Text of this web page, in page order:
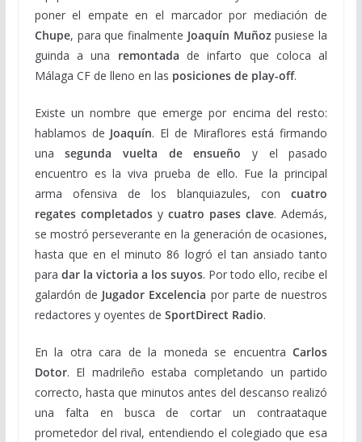
poner el empate en el marcador por mediación de
Chupe, para que finalmente Joaquín Muñozpusiese la
guinda a una remontada de infarto que coloca al
Málaga CF de lleno en las posiciones de play-off.
Existe un nombre que emerge por encima del resto:
hablamos de Joaquín. El de Miraflores está firmando
una segunda vuelta de ensueño y el pasado
encuentro es la viva prueba de ello. Fue la principal
arma ofensiva de los blanquiazules, con cuatro
regates completados y cuatro pases clave. Además,
se mostró perseverante en la generación de ocasiones,
hasta que en el minuto 86 logró el tan ansiado tanto
para dar la victoria a los suyos. Por todo ello, recibe el
galardón de Jugador Excelencia por parte de nuestros
redactores y oyentes de SportDirect Radio.
En la otra cara de la moneda se encuentraCarlos
Dotor. El madrileño estaba completando un partido
correcto, hasta que minutos antes del descanso realizó
una falta en busca de cortar un contraataque
prometedor del rival, entendiendo el colegiado que esa